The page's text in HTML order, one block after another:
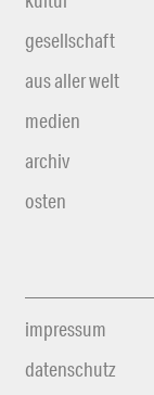
gesellschaft
aus aller welt
medien
archiv
osten
impressum
datenschutz